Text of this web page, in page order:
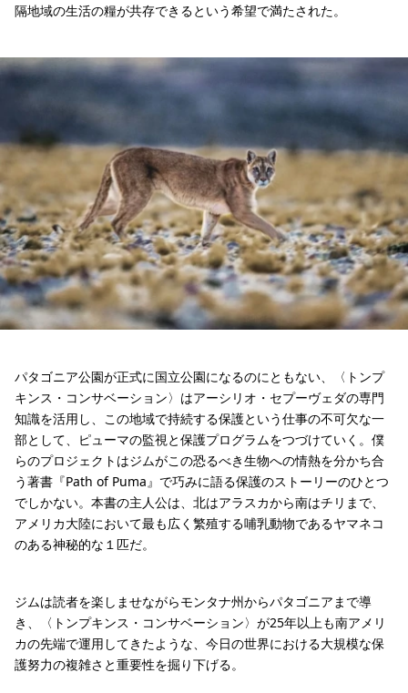
隔地域の生活の糧が共存できるという希望で満たされた。
パタゴニア公園が正式に国立公園になるのにともない、〈トンプ
キンス・コンサベーション〉はアーシリオ・セプーヴェダの専門
知識を活用し、この地域で持続する保護という仕事の不可欠な一
部として、ピューマの監視と保護プログラムをつづけていく。僕
らのプロジェクトはジムがこの恐るべき生物への情熱を分かち合
う著書『Path of Puma』で巧みに語る保護のストーリーのひとつ
でしかない。本書の主人公は、北はアラスカから南はチリまで、
アメリカ大陸において最も広く繁殖する哺乳動物であるヤマネコ
のある神秘的な１匹だ。
ジムは読者を楽しませながらモンタナ州からパタゴニアまで導
き、〈トンプキンス・コンサベーション〉が25年以上も南アメリ
カの先端で運用してきたような、今日の世界における大規模な保
護努力の複雑さと重要性を掘り下げる。